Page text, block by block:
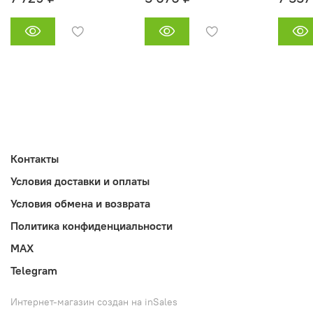
Контакты
Условия доставки и оплаты
Условия обмена и возврата
Политика конфиденциальности
MAX
Telegram
Интернет-магазин создан на inSales